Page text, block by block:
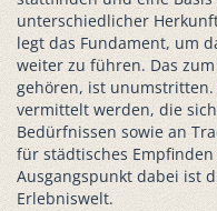
unterschiedlicher
legt das Fundament, um
weiter zu führen. Das
gehören, ist
vermittelt werden, die
Bedürfnissen sowie an
für städtisches
Ausgangspunkt dabei ist
Erlebniswelt.